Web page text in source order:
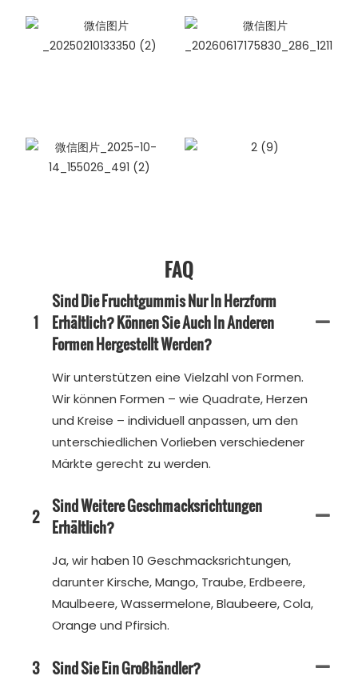
FAQ
1
Sind Die Fruchtgummis Nur In Herzform
Erhältlich? Können Sie Auch In Anderen
Formen Hergestellt Werden?
Wir unterstützen eine Vielzahl von Formen.
Wir können Formen – wie Quadrate, Herzen
und Kreise – individuell anpassen, um den
unterschiedlichen Vorlieben verschiedener
Märkte gerecht zu werden.
2 Sind Weitere Geschmacksrichtungen
Erhältlich?
Ja, wir haben 10 Geschmacksrichtungen,
darunter Kirsche, Mango, Traube, Erdbeere,
Maulbeere, Wassermelone, Blaubeere, Cola,
Orange und Pfirsich.
3 Sind Sie Ein Großhändler?